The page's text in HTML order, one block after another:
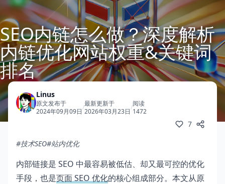
SEO内链怎么做？深度解析
内链优化网站权重&关键词
排名
Linus
原文发布于
2024年09月09日/最新更新于
2026年03月23日/阅读
1472
7
#技术SEO#站内优化
内部链接是 SEO 中最容易被低估、却又最可控的优化
手段，也是页面 SEO 优化的核心组成部分。本文从原